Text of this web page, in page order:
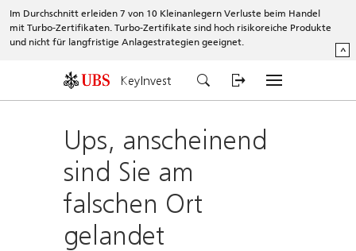
Im Durchschnitt erleiden 7 von 10 Kleinanlegern Verluste beim Handel
mit Turbo-Zertifikaten. Turbo-Zertifikate sind hoch risikoreiche Produkte
und nicht für langfristige Anlagestrategien geeignet.
^
KeyInvest
Ups, anscheinend
sind Sie am
falschen Ort
gelandet